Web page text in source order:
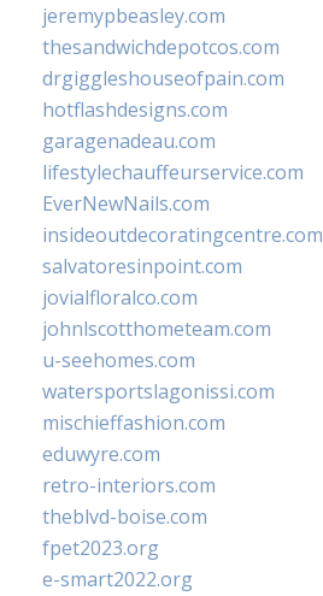
jeremypbeasley.com
thesandwichdepotcos.com
drgiggleshouseofpain.com
hotflashdesigns.com
garagenadeau.com
lifestylechauffeurservice.com
EverNewNails.com
insideoutdecoratingcentre.com
salvatoresinpoint.com
jovialfloralco.com
johnlscotthometeam.com
u-seehomes.com
watersportslagonissi.com
mischieffashion.com
eduwyre.com
retro-interiors.com
theblvd-boise.com
fpet2023.org
e-smart2022.org